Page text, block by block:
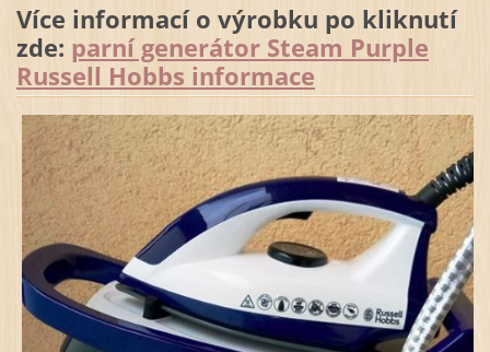
Více informací o výrobku po kliknutí
zde: parní generátor Steam Purple
Russell Hobbs informace